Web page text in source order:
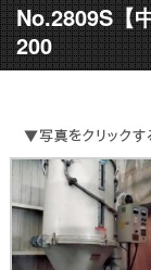
No.2809S
200